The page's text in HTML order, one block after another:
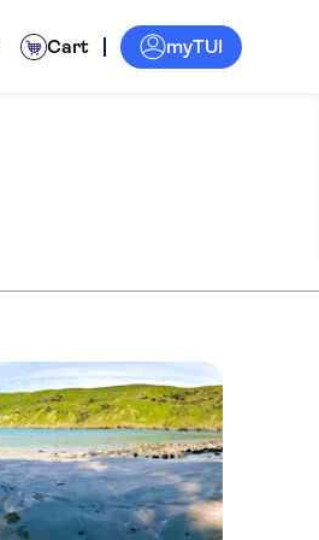
Cart myTUI